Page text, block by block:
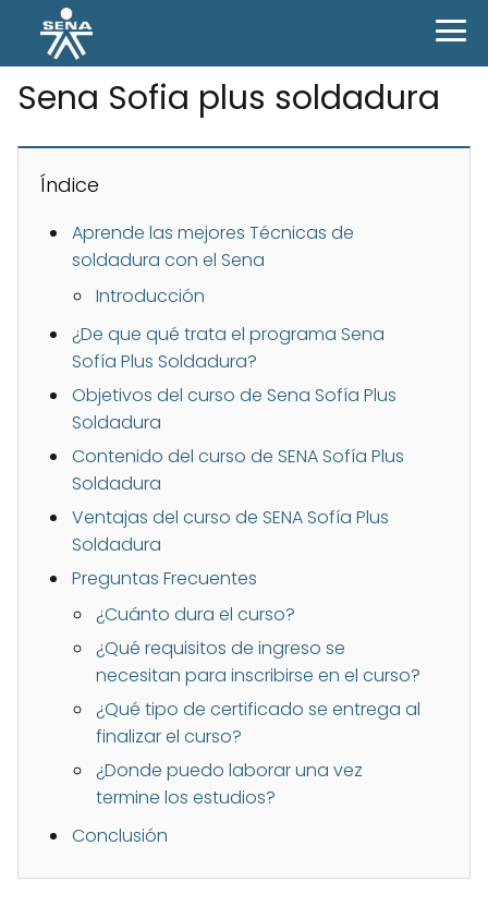
Sena Sofia plus soldadura
Índice
Aprende las mejores Técnicas de
soldadura con el Sena
Introducción
¿De que qué trata el programa Sena
Sofía Plus Soldadura?
Objetivos del curso de Sena Sofía Plus
Soldadura
Contenido del curso de SENA Sofía Plus
Soldadura
Ventajas del curso de SENA Sofía Plus
Soldadura
Preguntas Frecuentes
¿Cuánto dura el curso?
¿Qué requisitos de ingreso se
necesitan para inscribirse en el curso?
¿Qué tipo de certificado se entrega al
finalizar el curso?
¿Donde puedo laborar una vez
termine los estudios?
Conclusión